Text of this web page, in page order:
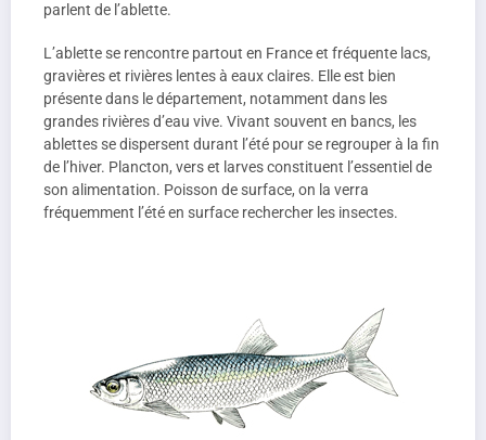
parlent de l’ablette.
L’ablette se rencontre partout en France et fréquente lacs,
gravières et rivières lentes à eaux claires. Elle est bien
présente dans le département, notamment dans les
grandes rivières d’eau vive. Vivant souvent en bancs, les
ablettes se dispersent durant l’été pour se regrouper à la fin
de l’hiver. Plancton, vers et larves constituent l’essentiel de
son alimentation. Poisson de surface, on la verra
fréquemment l’été en surface rechercher les insectes.